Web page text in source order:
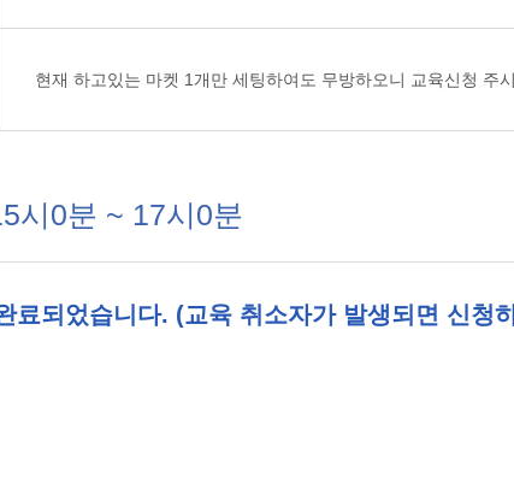
현재 하고있는 마켓 1개만 세팅하여도 무방하오니 교육신청 주
시0분 ~ 17시0분
료되었습니다. (교육 취소자가 발생되면 신청